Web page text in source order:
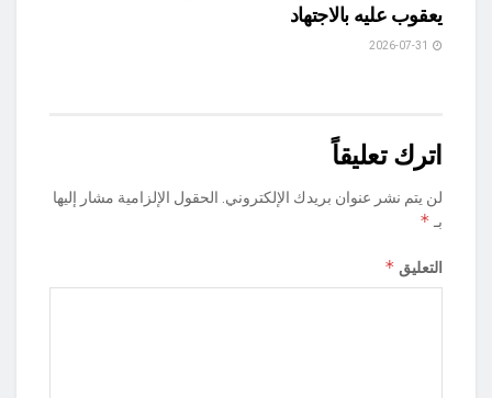
يعقوب عليه بالاجتهاد
اترك تعليقاً
لن يتم نشر عنوان بريدك الإلكتروني. الحقول الإلزامية مشار إليها
بـ *
التعليق *